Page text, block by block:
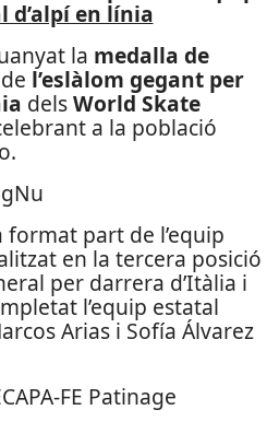
d’alpí en línia
la medalla de
l’eslàlom gegant per
delsWorld Skate
a la població
format part de l’equip
en la tercera posició
per darrera d’Itàlia i
l’equip estatal
Arias i Sofía Álvarez
FE Patinage